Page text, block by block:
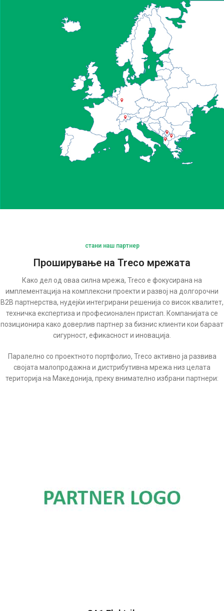
стани наш партнер
Проширување на Treco мрежата
Како дел од оваа силна мрежа, Treco е фокусирана на
имплементација на комплексни проекти и развој на долгорочни
B2B партнерства, нудејќи интегрирани решенија со висок квалитет,
техничка експертиза и професионален пристап. Компанијата се
позиционира како доверлив партнер за бизнис клиенти кои бараат
сигурност, ефикасност и иновација.
Паралелно со проектното портфолио, Treco активно ја развива
својата малопродажна и дистрибутивна мрежа низ целата
територија на Македонија, преку внимателно избрани партнери: